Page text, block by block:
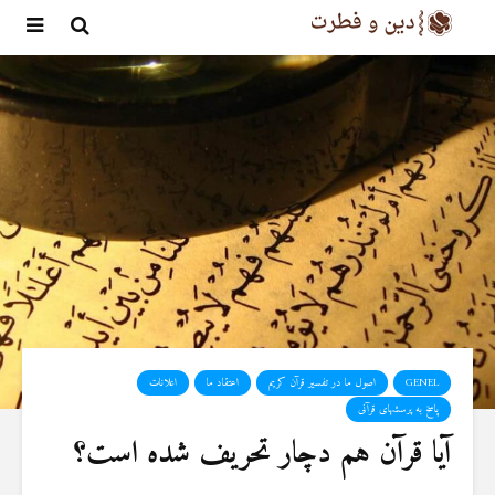
GENEL اصول ما در تفسیر قرآن کریم اعتقاد ما
اعلانات
پاسخ به پرسشهای قرآنی
آیا قرآن هم دچار تحریف شده است؟